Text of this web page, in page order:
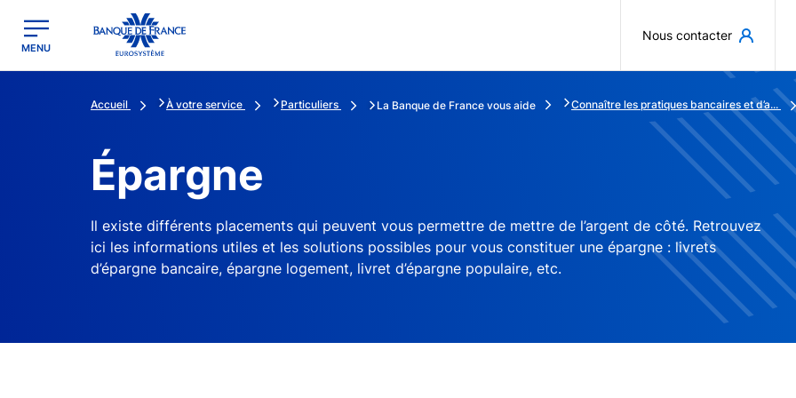
Banque de France - Menu Principal
MENU
Nous contacter
Accueil À votre service Particuliers La Banque de France vous aide Connaître les pratiques bancaires et d’a...
Épargne
Il existe différents placements qui peuvent vous permettre de mettre de l’argent de côté. Retrouvez
ici les informations utiles et les solutions possibles pour vous constituer une épargne : livrets
d’épargne bancaire, épargne logement, livret d’épargne populaire, etc.